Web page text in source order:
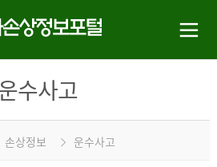
수사고
손상정보 운수사고